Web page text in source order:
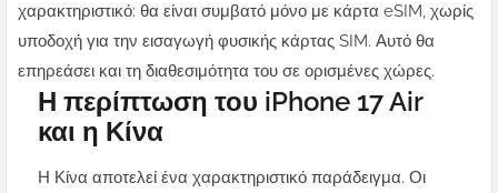
χαρακτηριστικό: θα είναι συμβατό μόνο με κάρτα eSIM, χωρίς
υποδοχή για την εισαγωγή φυσικής κάρτας SIM. Αυτό θα
επηρεάσει και τη διαθεσιμότητα του σε ορισμένες χώρες.
Η περίπτωση του iPhone 17 Air
και η Κίνα
Η Κίνα αποτελεί ένα χαρακτηριστικό παράδειγμα. Οι